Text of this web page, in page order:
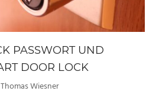
PASSWORT UND
DOOR LOCK
Thomas Wiesner